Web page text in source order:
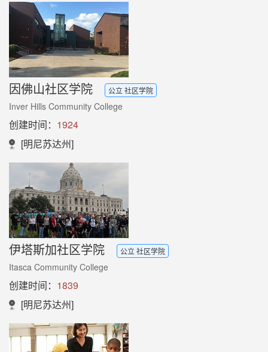
因佛山社区学院 公立 社区学院
Inver Hills Community College
创建时间： 1924
[明尼苏达州]
伊塔斯加社区学院 公立 社区学院
Itasca Community College
创建时间： 1839
[明尼苏达州]